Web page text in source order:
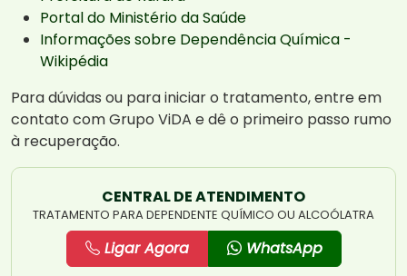
Portal do Ministério da Saúde
Informações sobre Dependência Química -
Wikipédia
Para dúvidas ou para iniciar o tratamento, entre em
contato com Grupo ViDA e dê o primeiro passo rumo
à recuperação.
CENTRAL DE ATENDIMENTO
TRATAMENTO PARA DEPENDENTE QUÍMICO OU ALCOÓLATRA
Ligar Agora WhatsApp